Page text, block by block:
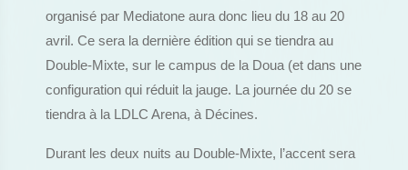
organisé par Mediatone aura donc lieu du 18 au 20
avril. Ce sera la dernière édition qui se tiendra au
Double-Mixte, sur le campus de la Doua (et dans une
configuration qui réduit la jauge. La journée du 20 se
tiendra à la LDLC Arena, à Décines.
Durant les deux nuits au Double-Mixte, l’accent sera